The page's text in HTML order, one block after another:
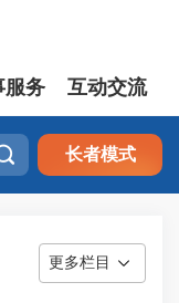
服务 互动交流
长者模式
更多栏目